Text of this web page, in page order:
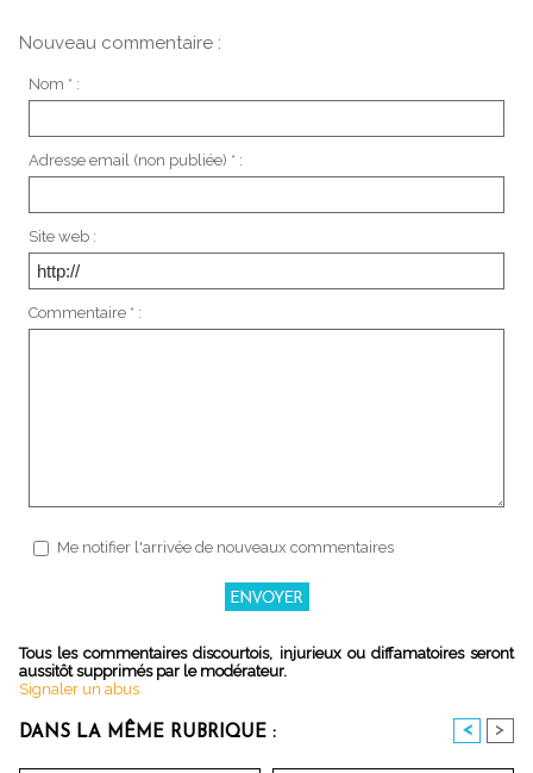
Nouveau commentaire :
Nom * :
Adresse email (non publiée) * :
Site web :
Commentaire * :
Me notifier l'arrivée de nouveaux commentaires
Tous les commentaires discourtois, injurieux ou diffamatoires seront
aussitôt supprimés par le modérateur.
Signaler un abus
DANS LA MÊME RUBRIQUE : < >